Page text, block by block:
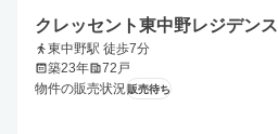
クレッセント東中野レジデンス
東中野駅 徒歩7分
築23年
72戸
物件の販売状況販売待ち